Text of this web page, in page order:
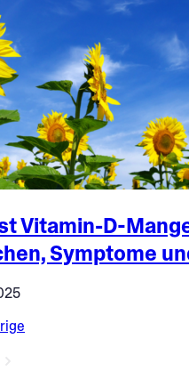
Vitamin-D-
Symptome